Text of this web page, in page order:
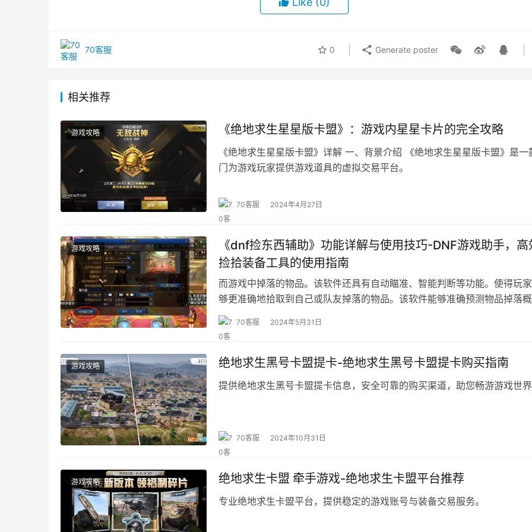
70客服 0 Generate poster
相关推荐
游戏攻略 《绝地求生星星版卡盟》：游戏内星星卡片的完全攻略
《绝地求生星星版卡盟》详解 一、背景介绍 《绝地求生星星版卡盟》是一
门为游戏玩家提供游戏道具的虚拟交易平台。
70客服 2024年4月27日
游戏攻略
《dnf捡东西辅助》功能详解与使用技巧-DNF游戏助手，高
捡拾装备工具的使用指南
而游戏中掉落的物品。该软件还具有自动瞄准、智能判断等功能。使得玩
够更准确地拾取到自己或队友掉落的物品。该软件能够准确预测物品掉落概
率。
70客服 2024年5月31日
游戏攻略 绝地求生黑号卡盟提卡-绝地求生黑号卡盟提卡购买指南
提供绝地求生黑号卡盟提卡信息，安全可靠的购买渠道，助您畅游游戏世
70客服 2024年10月31日
游戏攻略 绝地求生卡盟 牵手游戏-绝地求生卡盟平台推荐
专业绝地求生卡盟平台，提供稳定的游戏账号与装备交易服务。